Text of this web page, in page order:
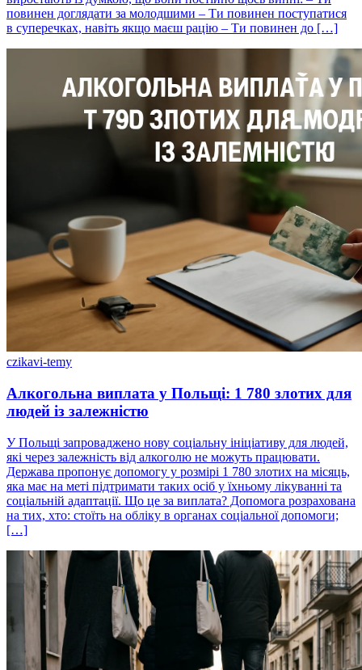
повинен доглядати за молодшими – Ти повинен поступатися
в суперечках, навіть якщо маєш рацію – Ти повинен до […]
czikavi-temy
Алкогольна виплата у Польщі: 1 780 злотих для
людей із залежністю
У Польщі запроваджено нову соціальну ініціативу для людей,
які через залежність від алкоголю не можуть працювати.
Держава пропонує допомогу у розмірі 1 780 злотих на місяць,
яка має на меті підтримати таких осіб у їхньому лікуванні та
соціальній адаптації. Що це за виплата? Допомога розрахована
на тих, хто: стоїть на обліку в органах соціальної допомоги;
[…]